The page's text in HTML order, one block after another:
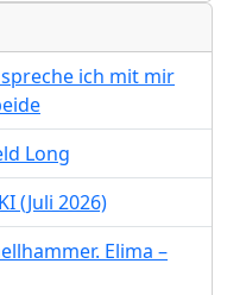
ich mit mir
Long
(Juli 2026)
Elima –